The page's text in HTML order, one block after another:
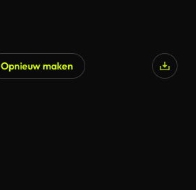
Opnieuw maken